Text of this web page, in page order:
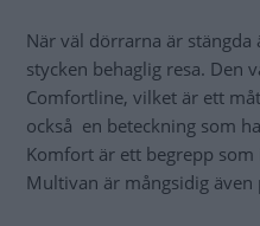
När väl dörrarna är
stycken behaglig resa. Den
Comfortline, vilket är ett
också en beteckning som
Komfort är ett begrepp
Multivan är mångsidig även